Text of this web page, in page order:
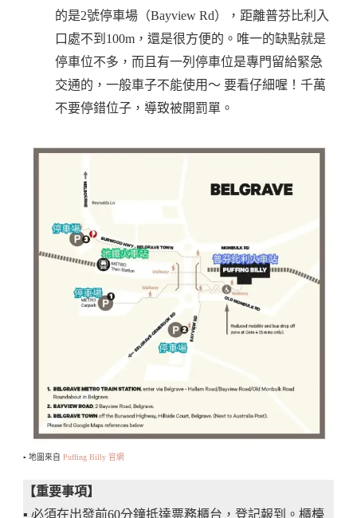
的是2號停車場（Bayview Rd），距離普芬比利入
口處不到100m，還是很方便的。唯一的缺點就是
停車位不多，而且有一列停車位是專門留給緊急
交通的，一般車子不能使用～ 要看仔細喔！千萬
不要停錯位子，導致被開罰單。
▪️ 地圖來自 Puffing Billy 官網
【重要事項】
▪️ 必須在出發前60分鐘抵達票務櫃台，登記報到。櫃檯